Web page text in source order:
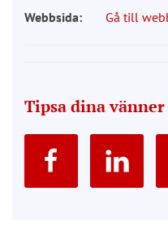
Webbsida: Gå till
Tipsa dina